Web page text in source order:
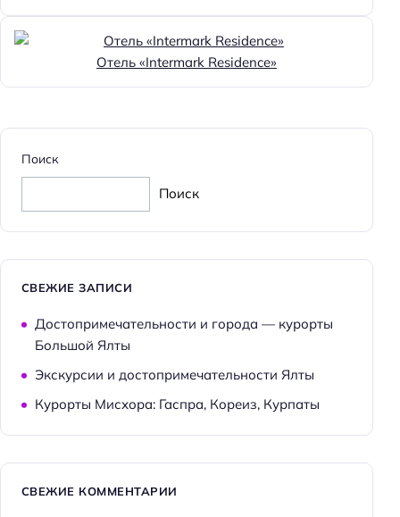
Отель «Intermark Residence»
Поиск
Поиск
СВЕЖИЕ ЗАПИСИ
Достопримечательности и города — курорты
Большой Ялты
Экскурсии и достопримечательности Ялты
Курорты Мисхора: Гаспра, Кореиз, Курпаты
СВЕЖИЕ КОММЕНТАРИИ